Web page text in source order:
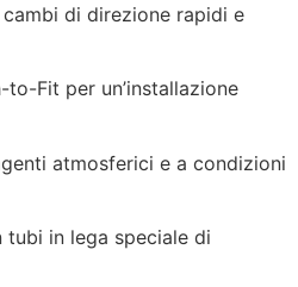
di direzione rapidi e
to-Fit per un’installazione
atmosferici e a condizioni
in lega speciale di